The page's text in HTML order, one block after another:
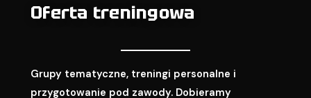
Oferta treningowa
Grupy tematyczne, treningi personalne i
przygotowanie pod zawody. Dobieramy